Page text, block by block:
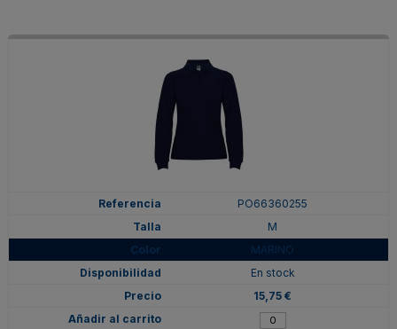
PO66360255
M
MARINO
En stock
15,75 €